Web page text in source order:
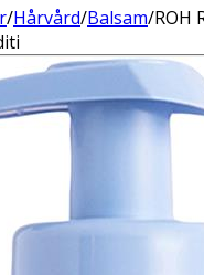
/Hårvård/Balsam/ROH